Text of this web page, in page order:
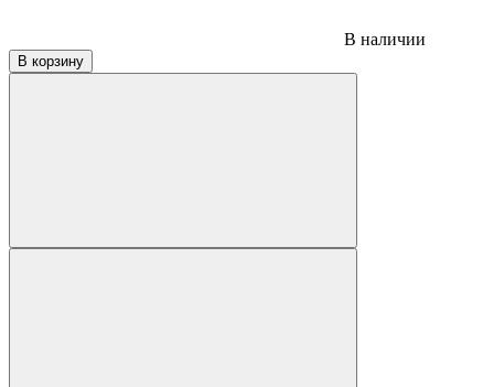
В наличии
В корзину